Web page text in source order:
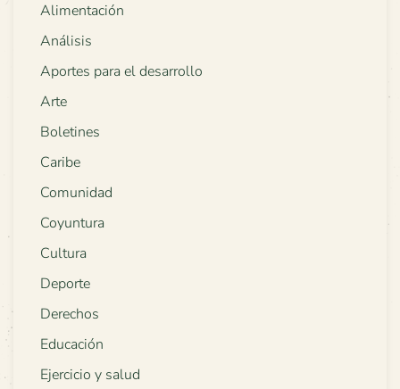
Alimentación
Análisis
Aportes para el desarrollo
Arte
Boletines
Caribe
Comunidad
Coyuntura
Cultura
Deporte
Derechos
Educación
Ejercicio y salud